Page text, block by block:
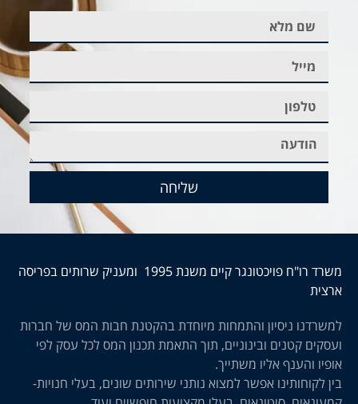
שליחה
משרד רו"ח פויכטונגר קיים משנת 1995 ומעניק שרותים בפריסה
ארצית
למשרדנו ניסיון והתמחות מיוחדת בהקטנת חבות המס של חברות
ועסקים קטנים ובינוניים, תוך התאמת תכנון המס לכל עסק לפי
אופיו והענף אליו משתייך.
בין לקוחותינו אפשר למצוא נותני שירותים שונים, בעלי חנויות-